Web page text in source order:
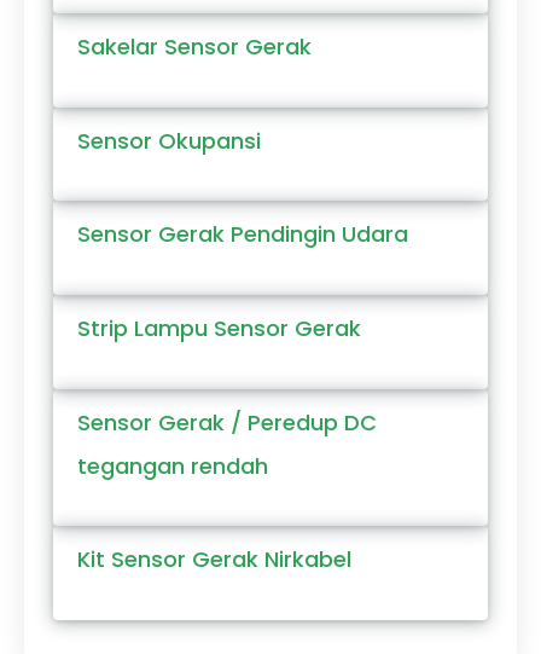
Sakelar Sensor Gerak
Sensor Okupansi
Sensor Gerak Pendingin Udara
Strip Lampu Sensor Gerak
Sensor Gerak / Peredup DC
tegangan rendah
Kit Sensor Gerak Nirkabel